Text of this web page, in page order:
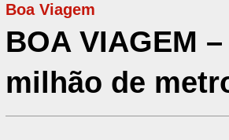
Boa Viagem
BOA VIAGEM
milhão de